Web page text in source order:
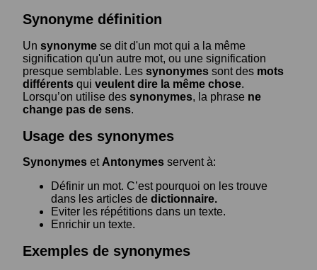
Synonyme définition
Un synonyme se dit d'un mot qui a la même
signification qu'un autre mot, ou une signification
presque semblable. Les synonymes sont des mots
différents qui veulent dire la même chose.
Lorsqu’on utilise des synonymes, la phrase ne
change pas de sens.
Usage des synonymes
Synonymes et Antonymes servent à:
Définir un mot. C’est pourquoi on les trouve
dans les articles de dictionnaire.
Eviter les répétitions dans un texte.
Enrichir un texte.
Exemples de synonymes